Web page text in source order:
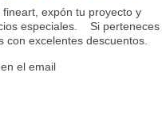
expón tu proyecto y
especiales. Si perteneces
excelentes descuentos.
el email